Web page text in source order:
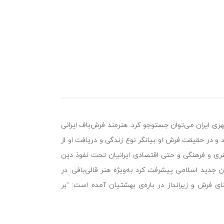
ایران می‌توان جستوجو کرد. هنرمند فرش‌باف ایرانی
در حقیقت فرش او بیانگر نوع زندگی و دریافت او از
و فرهنگی و حتی اقتصادی ایرانیان تحت نفوذ دین
اسلامی پیشرفت کرد به‌ویژه هنر قالی‌بافی. در
(55 الرحمان) آیه‌ی 76 “عبقری” به معنای فرش و زیرانداز در باره‌ی بهشتیان آمده است: “بر